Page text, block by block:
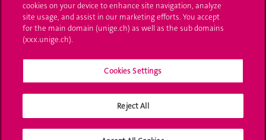
UNIGE Mobile
Médias
Offres d'emploi
Bibliothèque
Médias sociaux UNIGE
cookies on your device to enhance site navigation, analyze
site usage, and assist in our marketing efforts. You accept
for the main domain (unige.ch) as well as the sub domains
(xxx.unige.ch).
Cookies Settings
Reject All